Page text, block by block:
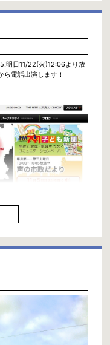
明日11/22(火)12:06より放
電話出演します！